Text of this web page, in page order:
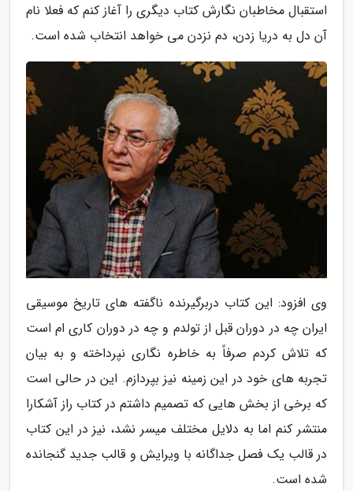
استقبال مخاطبان نگارش کتاب دیگری را آغاز کنم که فعلا نام
آن دل به دریا زدن، دم نزدن می خواهد انتخاب شده است.
وی افزود: این کتاب دربرگیرنده ناگفته های تاریخ موسیقی
ایران چه در دوران قبل از تولدم و چه در دوران کاری ام است
که تلاش کردم صرفاً به خاطره نگاری نپرداخته و به بیان
تجربه های خود در این زمینه نیز بپردازم. این در حالی است
که برخی از بخش هایی که تصمیم داشتم در کتاب راز آشکارا
منتشر کنم اما به دلایل مختلف میسر نشد، نیز در این کتاب
در قالب یک فصل جداگانه با ویرایش و قالب جدید گنجانده
شده است.